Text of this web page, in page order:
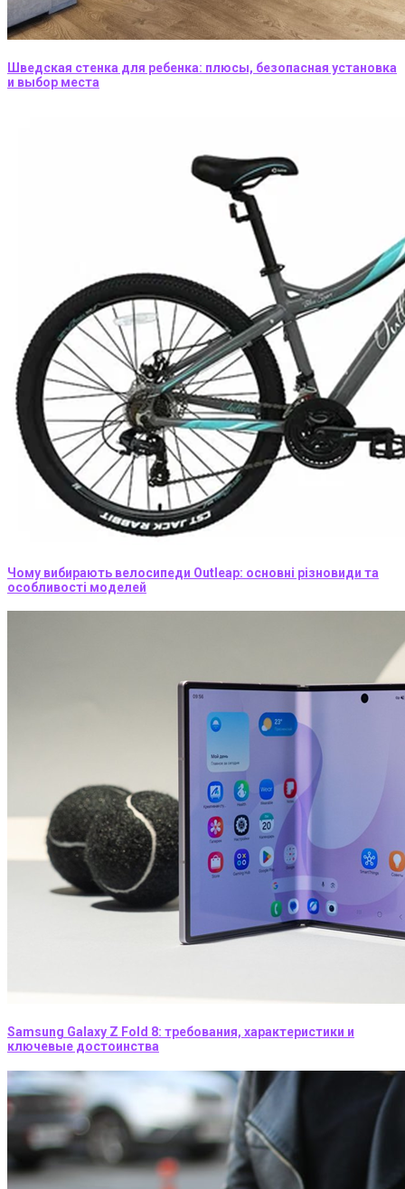
Шведская стенка для ребенка: плюсы, безопасная установка
и выбор места
Чому вибирають велосипеди Outleap: основні різновиди та
особливості моделей
Samsung Galaxy Z Fold 8: требования, характеристики и
ключевые достоинства